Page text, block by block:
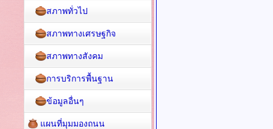
สภาพทั่วไป
สภาพทางเศรษฐกิจ
สภาพทางสังคม
การบริการพื้นฐาน
ข้อมูลอื่นๆ
แผนที่มุมมองถนน